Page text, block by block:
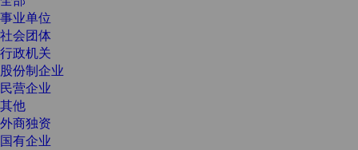
事业单位
社会团体
行政机关
股份制企业
民营企业
其他
外商独资
国有企业